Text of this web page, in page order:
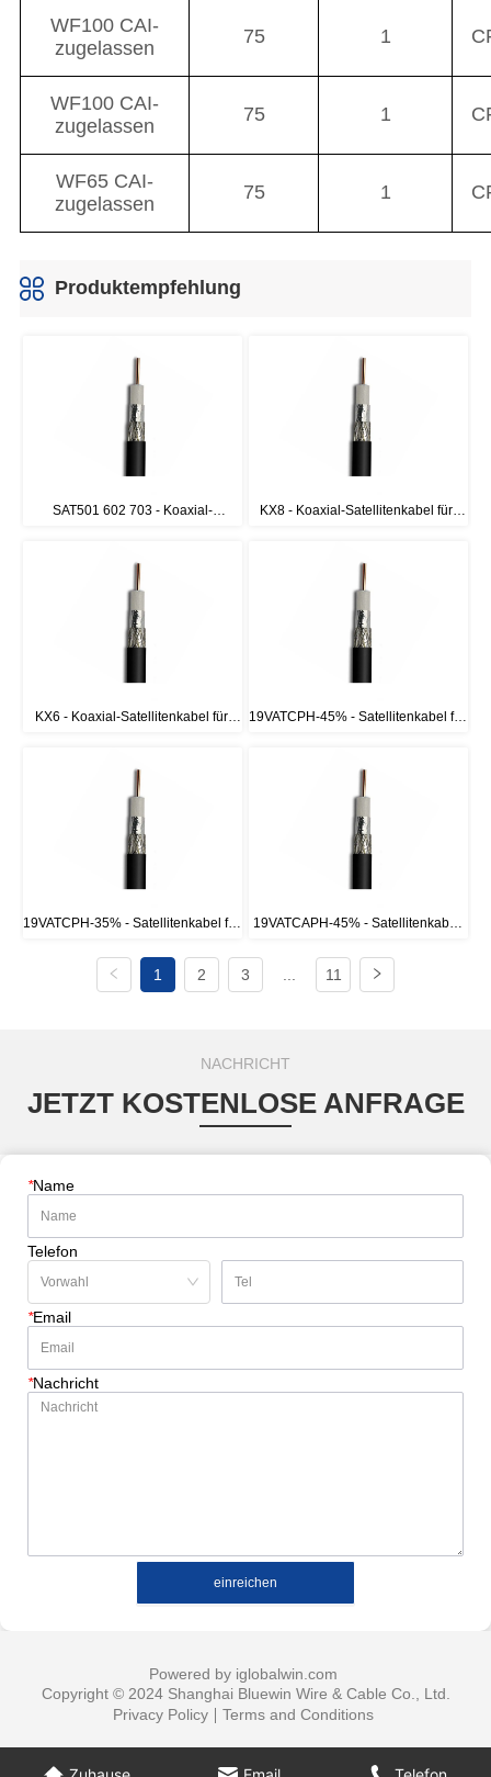
Produktempfehlung
SAT501 602 703 - Koaxial-
Standard
KX8 - Koaxial-Satellitenkabel für
KX6 - Koaxial-Satellitenkabel für
19VATCPH-45% - Satellitenkabel für
19VATCPH-35% - Satellitenkabel für
19VATCAPH-45% - Satellitenkabel
1 2 3 11
NACHRICHT
JETZT KOSTENLOSE ANFRAGE
*Name
Telefon
*Email
*Nachricht
einreichen
Powered by iglobalwin.com
Copyright © 2024 Shanghai Bluewin Wire & Cable Co., Ltd.
Privacy Policy
Terms and Conditions